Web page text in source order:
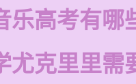
乐高考有哪
尤克里里需